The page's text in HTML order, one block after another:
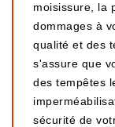
moisissure, la
dommages à
qualité et des
s'assure que
des tempêtes
sécurité de